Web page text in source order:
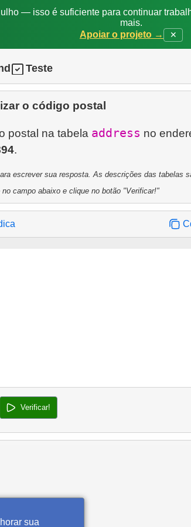
— isso é suficiente para continuar
mais.
Apoiar o projeto →
✕
Teste
o código postal
postal na tabela address no
escrever sua resposta. As descrições das tabelas
campo abaixo e clique no botão "Verificar!"
Verificar!
sua